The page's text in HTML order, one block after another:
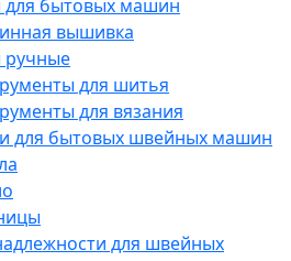
для бытовых машин
вышивка
ручные
для шитья
для вязания
для бытовых швейных машин
для швейных